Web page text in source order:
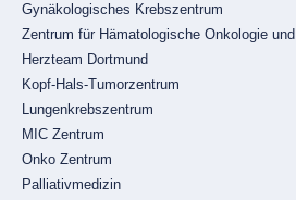
Gynäkologisches Krebszentrum
Zentrum für Hämatologische Onkologie
Herzteam Dortmund
Kopf-Hals-Tumorzentrum
Lungenkrebszentrum
MIC Zentrum
Onko Zentrum
Palliativmedizin